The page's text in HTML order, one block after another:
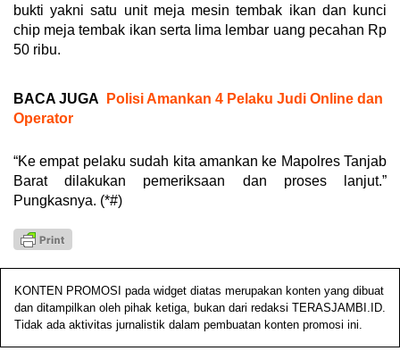
bukti yakni satu unit meja mesin tembak ikan dan kunci
chip meja tembak ikan serta lima lembar uang pecahan Rp
50 ribu.
BACA JUGA
Polisi Amankan 4 Pelaku Judi Online dan
Operator
“Ke empat pelaku sudah kita amankan ke Mapolres Tanjab
Barat dilakukan pemeriksaan dan proses lanjut.”
Pungkasnya. (*#)
KONTEN PROMOSI pada widget diatas merupakan konten yang dibuat
dan ditampilkan oleh pihak ketiga, bukan dari redaksi TERASJAMBI.ID.
Tidak ada aktivitas jurnalistik dalam pembuatan konten promosi ini.